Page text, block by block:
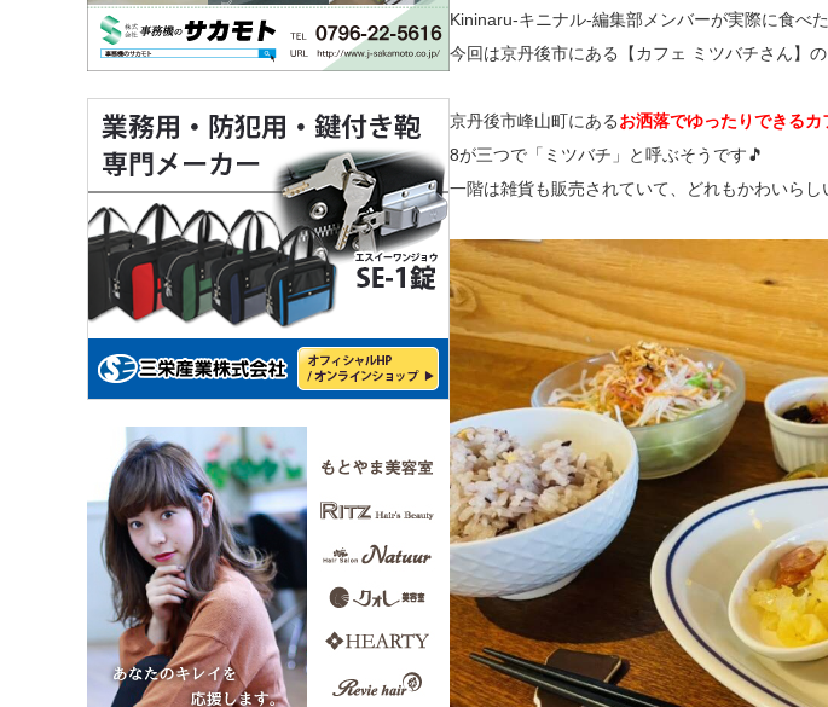
Kininaru-キニナル-編集部メンバーが実際に食べ
今回は京丹後市にある【カフェ ミツバチさん】
京丹後市峰山町にあるお洒落でゆったりできるカ
8が三つで「ミツバチ」と呼ぶそうです🎵
一階は雑貨も販売されていて、どれもかわいらし